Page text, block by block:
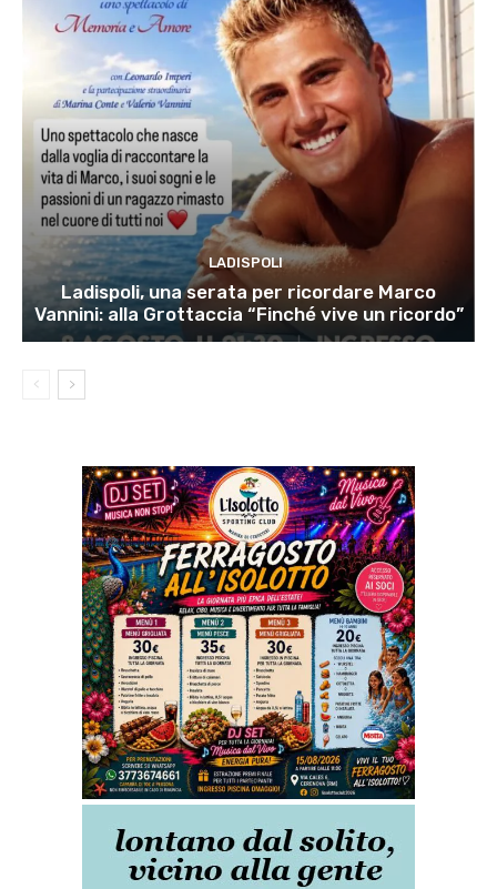
LADISPOLI
Ladispoli, una serata per ricordare Marco
Vannini: alla Grottaccia “Finché vive un ricordo”